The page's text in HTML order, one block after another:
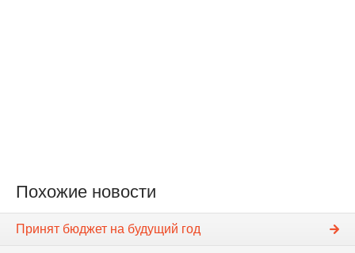
Похожие новости
Принят бюджет на будущий год